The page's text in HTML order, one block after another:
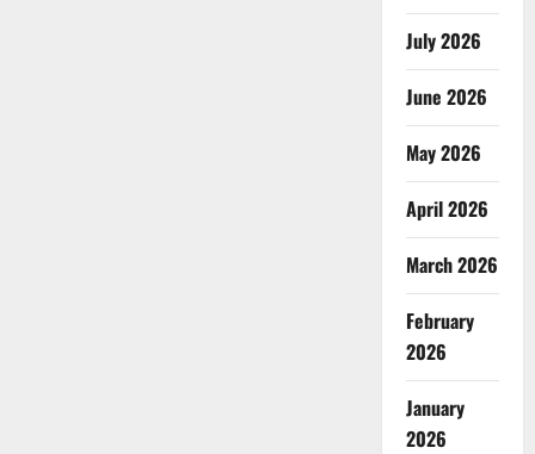
July 2026
June 2026
May 2026
April 2026
March 2026
February
2026
January
2026